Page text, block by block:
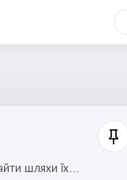
шляхи їх